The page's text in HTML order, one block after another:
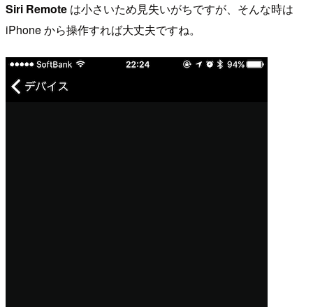
Siri Remote は小さいため見失いがちですが、そんな時は
iPhone から操作すれば大丈夫ですね。